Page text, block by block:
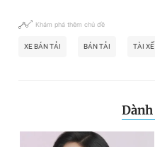
Khám phá thêm chủ đề
XE BÁN TẢI BÁN TẢI TÀI XẾ